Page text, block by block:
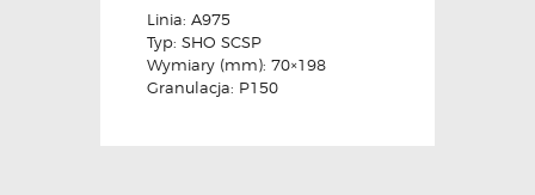
Linia: A975
Typ: SHO SCSP
Wymiary (mm): 70×198
Granulacja: P150